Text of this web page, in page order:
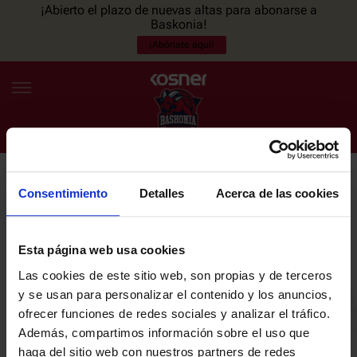
Consentimiento Detalles Acerca de las cookies
Esta página web usa cookies
Las cookies de este sitio web, son propias y de terceros
y se usan para personalizar el contenido y los anuncios,
ofrecer funciones de redes sociales y analizar el tráfico.
Además, compartimos información sobre el uso que
haga del sitio web con nuestros partners de redes
¡Abierto el plazo de nuevas altas para abonarse a
Baskonia!
¡Abónate aquí!
ES EU
NOTICIAS
PLANTILLA
ENTRADAS
NEWSLETTER
últimas noticias y promociones del club.
Email
He leído y acepto laPolítica de privacidaddel SASKI BASKONIA